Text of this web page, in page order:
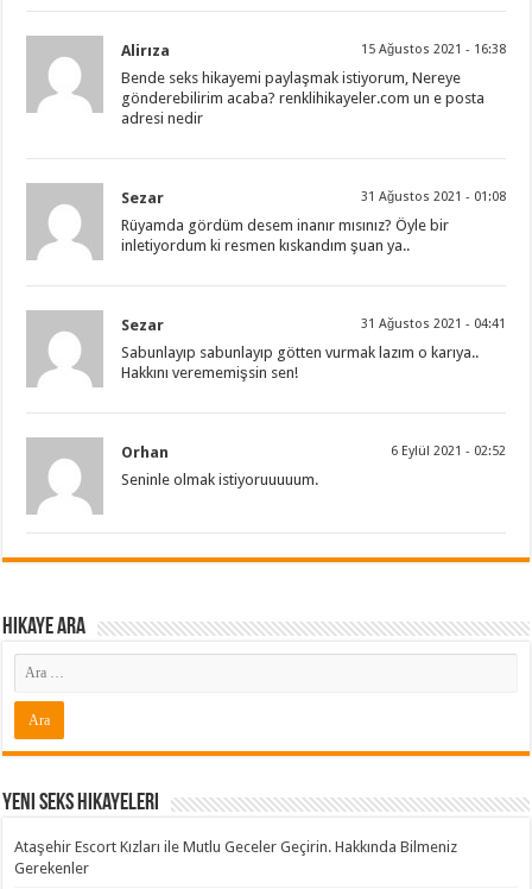
Alirıza 15 Ağustos 2021 - 16:38
Bende seks hikayemi paylaşmak istiyorum, Nereye
gönderebilirim acaba? renklihikayeler.com un e posta
adresi nedir
Sezar 31 Ağustos 2021 - 01:08
Rüyamda gördüm desem inanır mısınız? Öyle bir
inletiyordum ki resmen kıskandım şuan ya..
Sezar 31 Ağustos 2021 - 04:41
Sabunlayıp sabunlayıp götten vurmak lazım o karıya..
Hakkını verememişsin sen!
Orhan 6 Eylül 2021 - 02:52
Seninle olmak istiyoruuuuum.
Hikaye ARA
Yeni Seks Hikayeleri
Ataşehir Escort Kızları ile Mutlu Geceler Geçirin. Hakkında Bilmeniz
Gerekenler